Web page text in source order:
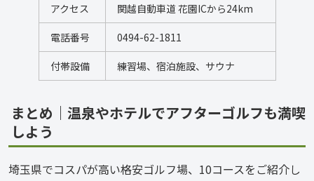
アクセス 関越自動車道 花園ICから24km
電話番号 0494-62-1811
付帯設備 練習場、宿泊施設、サウナ
まとめ｜温泉やホテルでアフターゴルフも満喫
しよう
埼玉県でコスパが高い格安ゴルフ場、10コースをご紹介し